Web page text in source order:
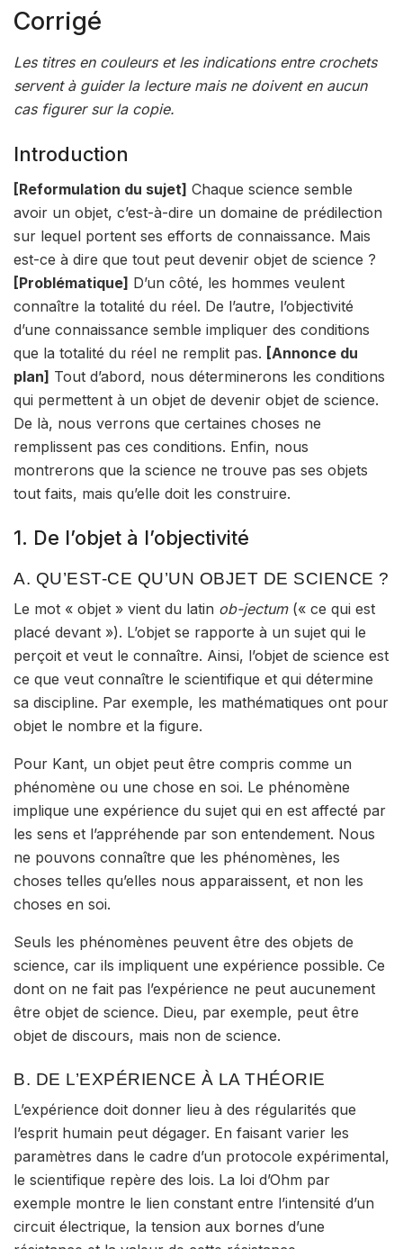
Corrigé
Les titres en couleurs et les indications entre crochets
servent à guider la lecture mais ne doivent en aucun
cas figurer sur la copie.
Introduction
[Reformulation du sujet] Chaque science semble
avoir un objet, c’est-à-dire un domaine de prédilection
sur lequel portent ses efforts de connaissance. Mais
est-ce à dire que tout peut devenir objet de science ?
[Problématique] D’un côté, les hommes veulent
connaître la totalité du réel. De l’autre, l’objectivité
d’une connaissance semble impliquer des conditions
que la totalité du réel ne remplit pas. [Annonce du
plan] Tout d’abord, nous déterminerons les conditions
qui permettent à un objet de devenir objet de science.
De là, nous verrons que certaines choses ne
remplissent pas ces conditions. Enfin, nous
montrerons que la science ne trouve pas ses objets
tout faits, mais qu’elle doit les construire.
1. De l’objet à l’objectivité
A. QU’EST-CE QU’UN OBJET DE SCIENCE ?
Le mot « objet » vient du latin ob-jectum(« ce qui est
placé devant »). L’objet se rapporte à un sujet qui le
perçoit et veut le connaître. Ainsi, l’objet de science est
ce que veut connaître le scientifique et qui détermine
sa discipline. Par exemple, les mathématiques ont pour
objet le nombre et la figure.
Pour Kant, un objet peut être compris comme un
phénomène ou une chose en soi. Le phénomène
implique une expérience du sujet qui en est affecté par
les sens et l’appréhende par son entendement. Nous
ne pouvons connaître que les phénomènes, les
choses telles qu’elles nous apparaissent, et non les
choses en soi.
Seuls les phénomènes peuvent être des objets de
science, car ils impliquent une expérience possible. Ce
dont on ne fait pas l’expérience ne peut aucunement
être objet de science. Dieu, par exemple, peut être
objet de discours, mais non de science.
B. DE L’EXPÉRIENCE À LA THÉORIE
L’expérience doit donner lieu à des régularités que
l’esprit humain peut dégager. En faisant varier les
paramètres dans le cadre d’un protocole expérimental,
le scientifique repère des lois. La loi d’Ohm par
exemple montre le lien constant entre l’intensité d’un
circuit électrique, la tension aux bornes d’une